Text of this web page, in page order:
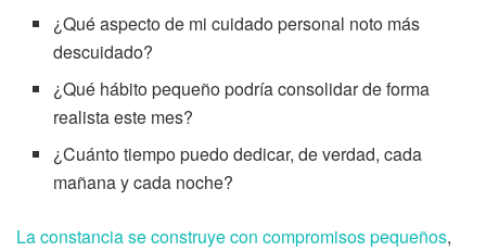
¿Qué aspecto de mi cuidado personal noto más
descuidado?
¿Qué hábito pequeño podría consolidar de forma
realista este mes?
¿Cuánto tiempo puedo dedicar, de verdad, cada
mañana y cada noche?
La constancia se construye con compromisos pequeños,